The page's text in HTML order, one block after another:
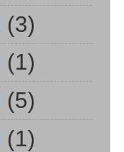
(3)
(1)
(5)
(1)